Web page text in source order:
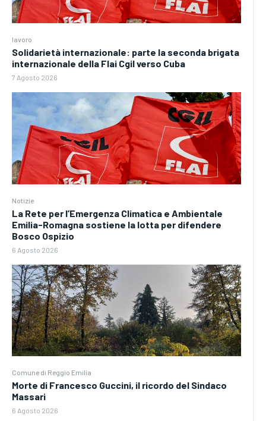
lavoro
Solidarietà internazionale: parte la seconda brigata
internazionale della Flai Cgil verso Cuba
7 Agosto 2026
Notizie
La Rete per l’Emergenza Climatica e Ambientale
Emilia-Romagna sostiene la lotta per difendere
Bosco Ospizio
6 Agosto 2026
Comune di Reggio Emilia
Morte di Francesco Guccini, il ricordo del Sindaco
Massari
6 Agosto 2026